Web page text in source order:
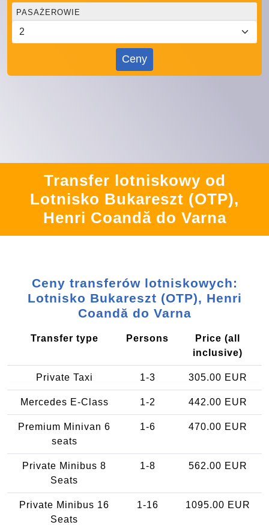
PASAŻEROWIE
Ceny
Transfer lotniskowy od
Lotnisko Bukareszt (OTP),
Henri Coandă do Varna
Ceny transferów lotniskowych:
Lotnisko Bukareszt (OTP), Henri
Coandă do Varna
Transfer type Persons
Price (all
inclusive)
Private Taxi 1-3 305.00 EUR
Mercedes E-Class 1-2 442.00 EUR
Premium Minivan 6
seats
1-6 470.00 EUR
Private Minibus 8
Seats
1-8 562.00 EUR
Private Minibus 16
Seats
1-16 1095.00 EUR